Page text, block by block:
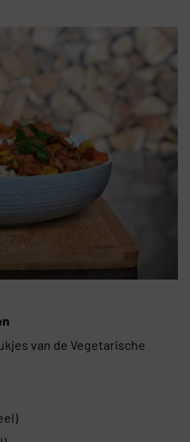
van de Vegetarische